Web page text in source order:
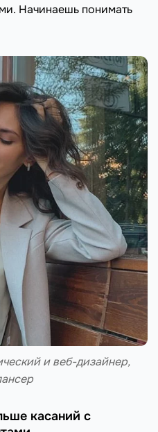
Начинаешь понимать
и веб-дизайнер,
касаний с